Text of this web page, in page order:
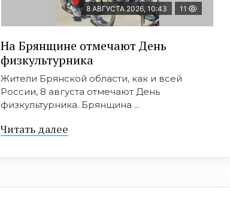
8 АВГУСТА 2026, 10:43 11
На Брянщине отмечают День
физкультурника
Жители Брянской области, как и всей
России, 8 августа отмечают День
физкультурника. Брянщина ...
Читать далее